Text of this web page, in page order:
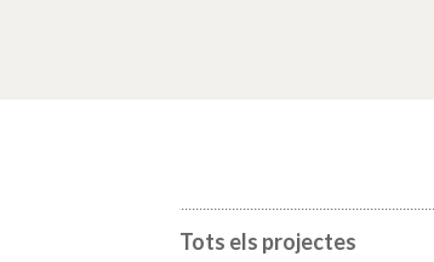
Tots els projectes